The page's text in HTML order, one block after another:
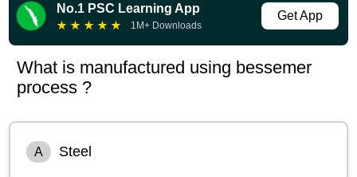
No.1 PSC Learning App
★ ★ ★ ★ ★ 1M+ Downloads
Get App
What is manufactured using bessemer
process ?
A Steel